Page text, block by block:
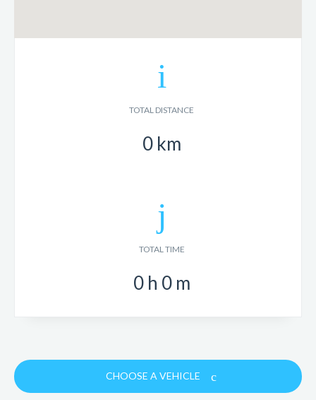
TOTAL DISTANCE
0 km
TOTAL TIME
0 h 0 m
CHOOSE A VEHICLE